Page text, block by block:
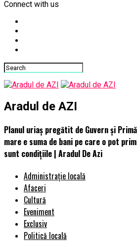
Connect with us
Aradul de AZI
Planul uriaș pregătit de Guvern și
mare e suma de bani pe care o pot
sunt condițiile | Aradul De Azi
Administrație locală
Afaceri
Cultură
Eveniment
Exclusiv
Politică locală